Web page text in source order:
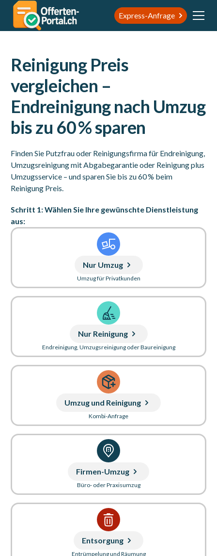
Express-Anfrage
Reinigung Preis
vergleichen –
Endreinigung nach Umzug
bis zu 60 % sparen
Finden Sie Putzfrau oder Reinigungsfirma für Endreinigung,
Umzugsreinigung mit Abgabegarantie oder Reinigung plus
Umzugsservice – und sparen Sie bis zu 60 % beim
Reinigung Preis.
Schritt 1: Wählen Sie Ihre gewünschte Dienstleistung
aus:
Nur Umzug
Umzug für Privatkunden
Nur Reinigung
Endreinigung, Umzugsreinigung oder Baureinigung
Umzug und Reinigung
Kombi-Anfrage
Firmen-Umzug
Büro- oder Praxisumzug
Entsorgung
Entrümpelung und Räumung